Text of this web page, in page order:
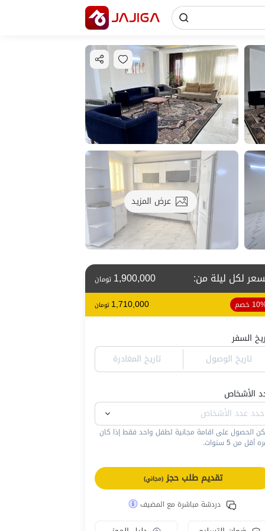
عرض المزيد
لكل ليلة من:
1,900,000 تومان
خصم 1,710,000 تومان
السفر
تاريخ الوصول
تاريخ المغادرة
الأشخاص
الحصول على اقامة مجانية لطفل واحد فقط إذا كان
أقل من 5 سنوات.
تقديم طلب حجز(مجاني)
دردشة مباشرة مع المضيف